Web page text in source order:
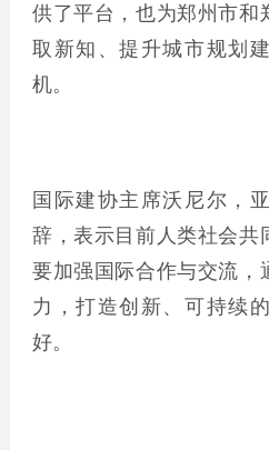
供了平台，也为郑州市和
取新知、提升城市规划
机。
国际建协主席沃尼尔，
辞，表示目前人类社会共
要加强国际合作与交流，
力，打造创新、可持续
好。